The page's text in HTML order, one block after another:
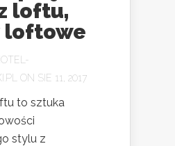
loftu,
loftowe
ON SIE 11, 2017
to sztuka
stylu z